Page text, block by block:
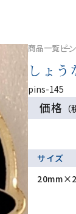
商品一覧ピ
しょう
pins-145
価格
サイズ